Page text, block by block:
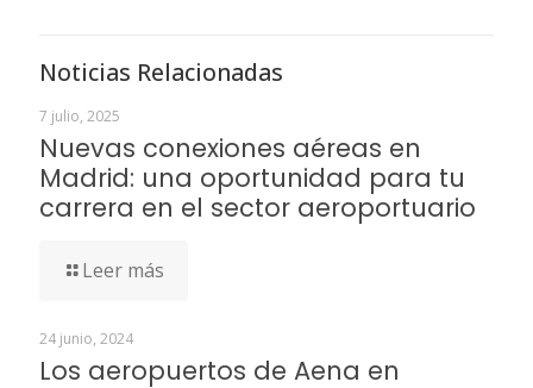
Noticias Relacionadas
7 julio, 2025
Nuevas conexiones aéreas en
Madrid: una oportunidad para tu
carrera en el sector aeroportuario
Leer más
24 junio, 2024
Los aeropuertos de Aena en